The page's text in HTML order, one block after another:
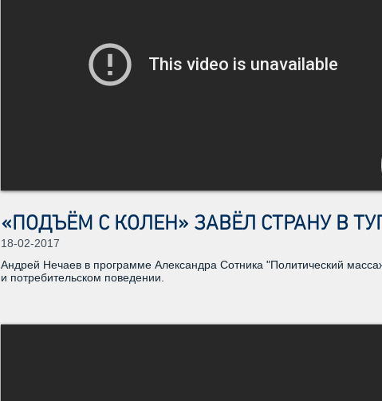
«ПОДЪЁМ С КОЛЕН» ЗАВЁЛ СТРАНУ В
18-02-2017
Андрей Нечаев в программе Александра Сотника "Политический
и потребительском поведении.